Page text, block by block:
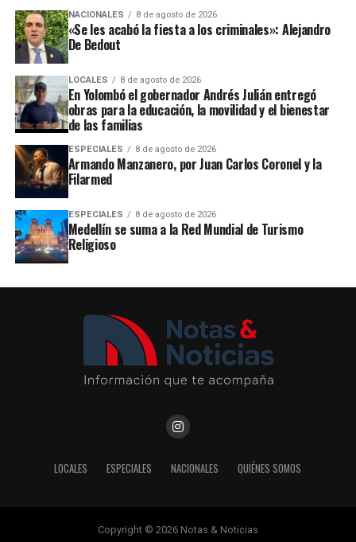
NACIONALES 8 de agosto de 2026
«Se les acabó la fiesta a los criminales»: Alejandro
De Bedout
LOCALES 8 de agosto de 2026
En Yolombó el gobernador Andrés Julián entregó
obras para la educación, la movilidad y el bienestar
de las familias
ESPECIALES 8 de agosto de 2026
Armando Manzanero, por Juan Carlos Coronel y la
Filarmed
ESPECIALES 8 de agosto de 2026
Medellín se suma a la Red Mundial de Turismo
Religioso
LOCALES ESPECIALES NACIONALES QUIÉNES SOMOS
Copyright © 2026 Notas & Noticias